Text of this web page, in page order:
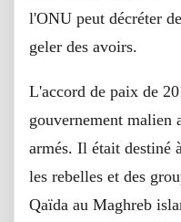
l'ONU peut décréter
geler des avoirs.
L'accord de paix de
gouvernement malien
armés. Il était destiné
les rebelles et des
Qaïda au Maghreb